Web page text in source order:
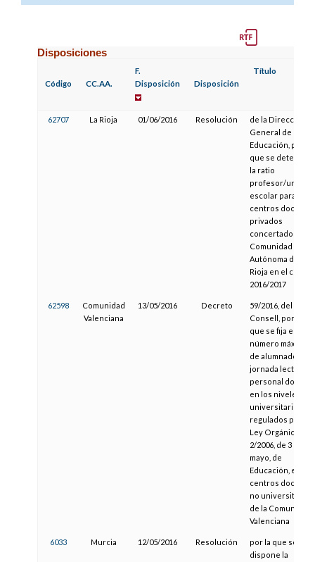
Disposiciones
Código CC.AA.
F.
Disposición
Disposición
Título
62707 La Rioja 01/06/2016 Resolución
de la Dirección
General de
Educación, por la
que se determina
la ratio
profesor/unidad
escolar para los
centros
privados
concertados de
Comunidad
Autónoma de La
Rioja en el curso
2016/2017
62598
Comunidad
Valenciana
13/05/2016 Decreto
59/2016, del
Consell, por el
que se fija el
número máximo
de alumnado y la
jornada lectiva
personal
en los niveles no
universitarios
regulados por la
Ley Orgánica
2/2006, de 3 de
mayo, de
Educación, en los
centros
no universitarios
de la Comunitat
Valenciana
6033 Murcia 12/05/2016 Resolución
por la que se
dispone la